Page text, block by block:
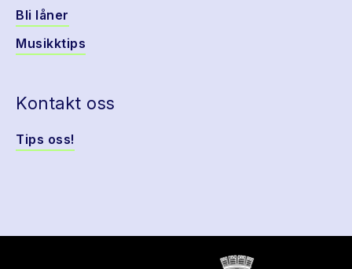
Bli låner
Musikktips
Kontakt oss
Tips oss!